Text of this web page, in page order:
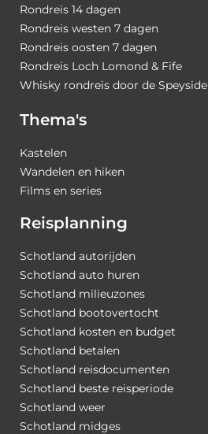
Rondreis 14 dagen
Rondreis westen 7 dagen
Rondreis oosten 7 dagen
Rondreis Loch Lomond & Fife
Whisky rondreis door de Speyside
Thema's
Kastelen
Wandelen en hiken
Films en series
Reisplanning
Schotland autorijden
Schotland auto huren
Schotland milieuzones
Schotland bootovertocht
Schotland kosten en budget
Schotland betalen
Schotland reisdocumenten
Schotland beste reisperiode
Schotland weer
Schotland midges